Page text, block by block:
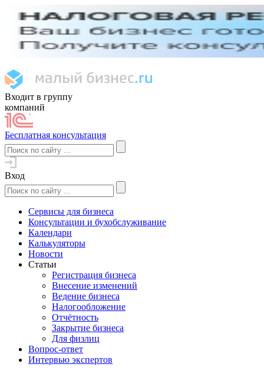
Входит в группу
компаний
Бесплатная консультация
Вход
Сервисы для бизнеса
Консультации и бухобслуживание
Календари
Калькуляторы
Новости
Статьи
Регистрация бизнеса
Внесение изменений
Ведение бизнеса
Налогообложение
Отчётность
Закрытие бизнеса
Для физлиц
Вопрос-ответ
Интервью экспертов